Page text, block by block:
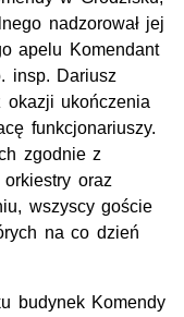
nadzorował jej
apelu Komendant
insp. Dariusz
okazji ukończenia
funkcjonariuszy.
zgodnie z
orkiestry oraz
wszyscy goście
na co dzień
budynek Komendy